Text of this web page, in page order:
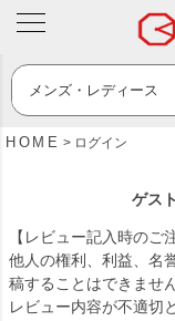
HOME ログイン
ゲス
【レビュー記入時のご
他人の権利、利益、名
稿することはできませ
レビュー内容が不適切